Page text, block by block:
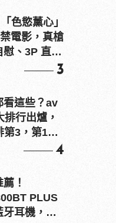
色慾薰心」
電影，真槍
、3P 直接
3
看這些？av
行出爐，
3，第1名
4
！
PLUS
耳機，在